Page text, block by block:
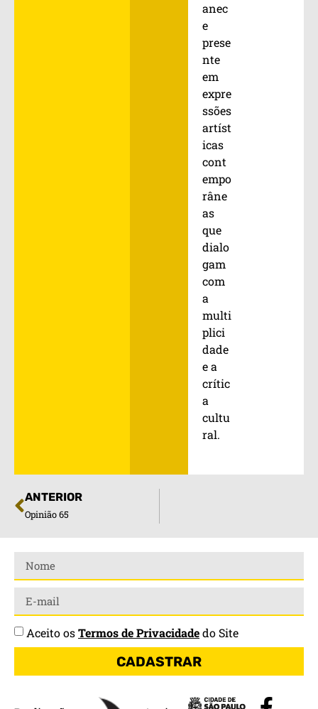
anec
e
prese
nte
em
expre
ssões
artíst
icas
cont
empo
râne
as
que
dialo
gam
com
a
multi
plici
dade
e a
crític
a
cultu
ral.
ANTERIOR
Opinião 65
Aceito osTermos de Privacidadedo Site
CADASTRAR